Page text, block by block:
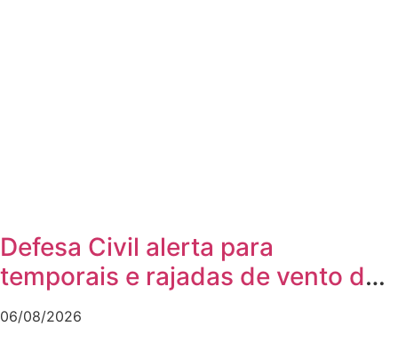
Defesa Civil alerta para
temporais e rajadas de vento de
até 70 km/h em Joinville
06/08/2026